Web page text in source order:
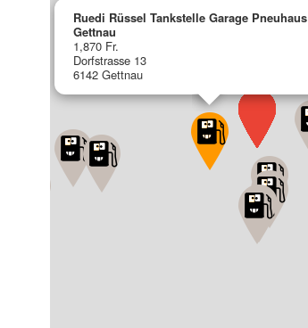
Ruedi Rüssel Tankstelle Garage Pneuhaus
Gettnau
1,870 Fr.
Dorfstrasse 13
6142 Gettnau